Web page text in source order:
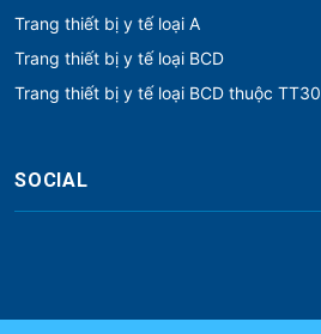
Trang thiết bị y tế loại A
Trang thiết bị y tế loại BCD
Trang thiết bị y tế loại BCD thuộc TT30
SOCIAL